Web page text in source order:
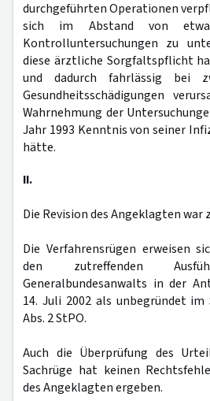
durchgeführten Operationen
sich im Abstand von
Kontrolluntersuchungen zu
diese ärztliche Sorgfaltspflicht
und dadurch fahrlässig bei
Gesundheitsschädigungen
Wahrnehmung der
Jahr 1993 Kenntnis von seiner
hätte.
II.
Die Revision des Angeklagten war
Die Verfahrensrügen erweisen
den zutreffenden
Generalbundesanwalts in der
14. Juli 2002 als unbegründet im
Abs. 2 StPO.
Auch die Überprüfung des
Sachrüge hat keinen
des Angeklagten ergeben.